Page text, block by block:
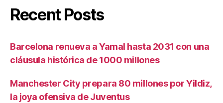
Recent Posts
Barcelona renueva a Yamal hasta 2031 con una
cláusula histórica de 1000 millones
Manchester City prepara 80 millones por Yildiz,
la joya ofensiva de Juventus